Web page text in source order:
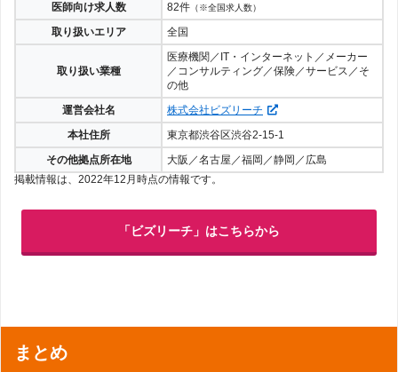
医師向け求人数 82件 （※全国求人数）
取り扱いエリア 全国
取り扱い業種
医療機関／IT・インターネット／メーカー
／コンサルティング／保険／サービス／そ
の他
運営会社名
株式会社ビズリーチ
本社住所
東京都渋谷区渋谷2-15-1
その他拠点所在地
大阪／名古屋／福岡／静岡／広島
掲載情報は、2022年12月時点の情報です。
「ビズリーチ」はこちらから
まとめ